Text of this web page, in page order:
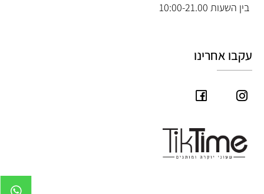
בין השעות 10:00-21.00
עקבו אחרינו